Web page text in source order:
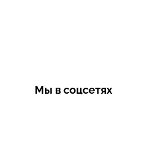
Мы в соцсетях